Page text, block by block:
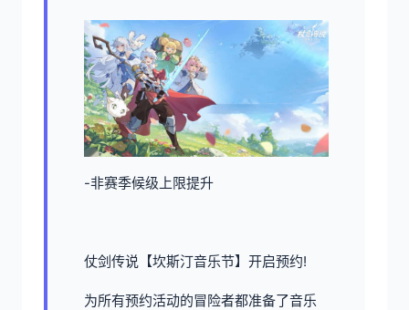
-非赛季候级上限提升
仗剑传说【坎斯汀音乐节】开启预约!
为所有预约活动的冒险者都准备了音乐